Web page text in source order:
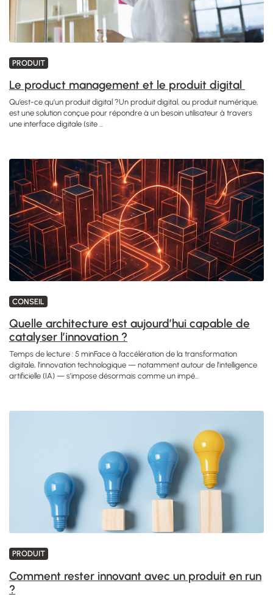
PRODUIT
Le product management et le produit digital
Qu’est-ce qu’un produit digital ?Un produit digital, ou produit numérique,
est une solution conçue pour répondre à un besoin utilisateur à travers
une interface digitale (site ...
CONSEIL
Quelle architecture est aujourd’hui capable de
catalyser l’innovation ?
Temps de lecture : 5 minFace à l’accélération de la transformation
digitale, l’innovation technologique — notamment autour de l’intelligence
artificielle (IA) — s’impose désormais comme un impé...
PRODUIT
Comment rester innovant avec un produit en run
?